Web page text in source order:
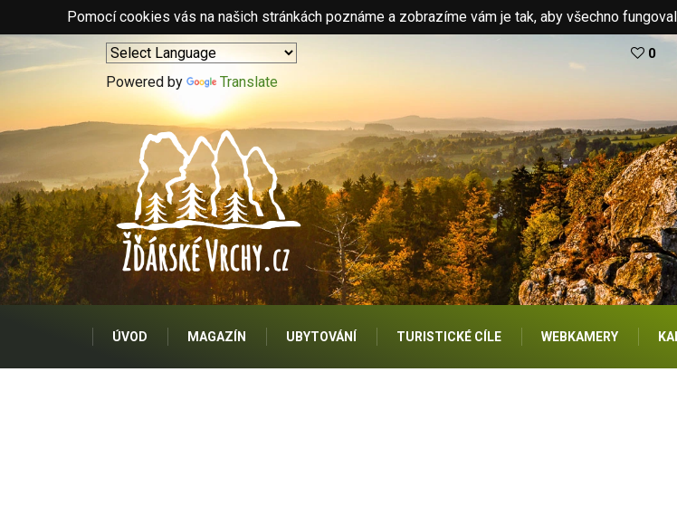
Pomocí cookies vás na našich stránkách poznáme a zobrazíme vám je tak, aby všechno
Powered by Translate
0
ÚVOD MAGAZÍN UBYTOVÁNÍ TURISTICKÉ CÍLE WEBKAMERY